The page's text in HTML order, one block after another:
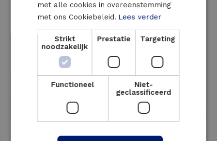
met alle cookies in overeenstemming
met ons Cookiebeleid. Lees verder
Strikt
noodzakelijk
Prestatie Targeting
Functioneel
Niet-
geclassificeerd